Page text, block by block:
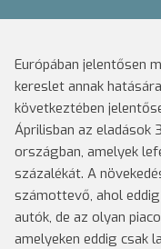
Európában jelentősen
kereslet annak
következtében
Áprilisban az eladások
országban, amelyek
százalékát. A
számottevő, ahol
autók, de az olyan
amelyeken eddig csak